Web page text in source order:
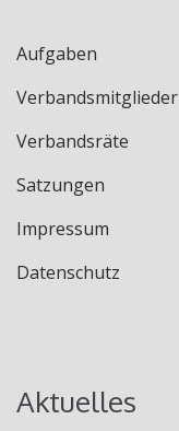
Aufgaben
Verbandsmitglieder
Verbandsräte
Satzungen
Impressum
Datenschutz
Aktuelles